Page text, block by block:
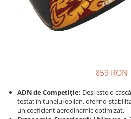
Off-Road
Imbracaminte functionala
Echipamente de ploaie
Protectii coloana
Protectii umeri/coate/solduri
Protectii genunchi
859 RON
ADN de Competiție: Deși este o
testat în tunelul eolian, oferind
un coeficient aerodinamic optimizat.